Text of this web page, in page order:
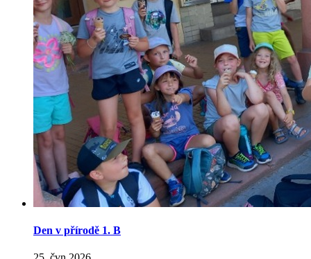
Den v přírodě 1. B